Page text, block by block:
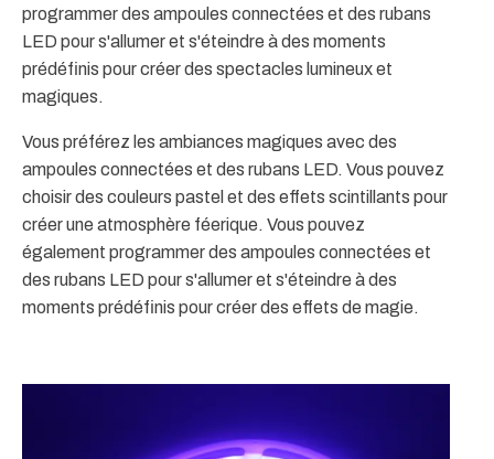
programmer des ampoules connectées et des rubans
LED pour s'allumer et s'éteindre à des moments
prédéfinis pour créer des spectacles lumineux et
magiques.
Vous préférez les ambiances magiques avec des
ampoules connectées et des rubans LED. Vous pouvez
choisir des couleurs pastel et des effets scintillants pour
créer une atmosphère féerique. Vous pouvez
également programmer des ampoules connectées et
des rubans LED pour s'allumer et s'éteindre à des
moments prédéfinis pour créer des effets de magie.